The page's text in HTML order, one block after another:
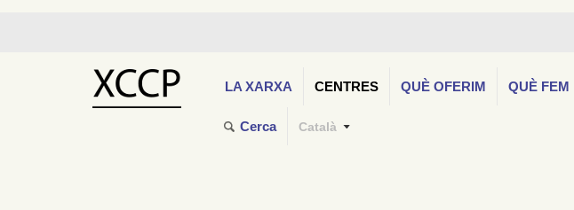
LA XARXA CENTRES QUÈ OFERIM QUÈ FEM
Cerca Català